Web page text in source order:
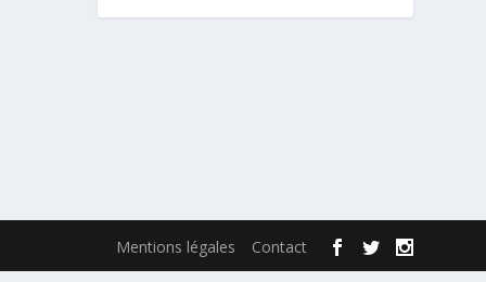
Mentions légales Contact